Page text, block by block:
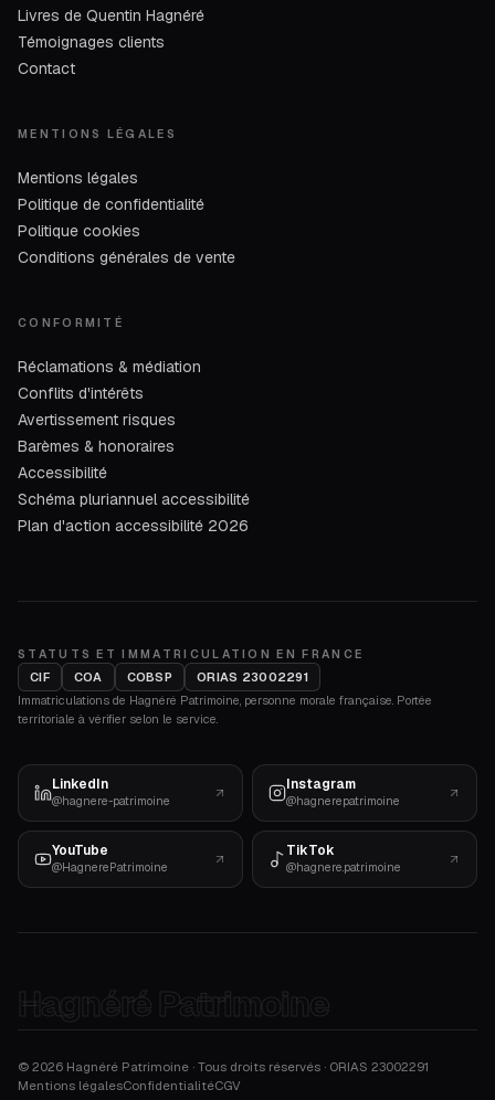
Livres de Quentin Hagnéré
Témoignages clients
Contact
MENTIONS LÉGALES
Mentions légales
Politique de confidentialité
Politique cookies
Conditions générales de vente
CONFORMITÉ
Réclamations & médiation
Conflits d'intérêts
Avertissement risques
Barèmes & honoraires
Accessibilité
Schéma pluriannuel accessibilité
Plan d'action accessibilité 2026
STATUTS ET IMMATRICULATION EN FRANCE
CIF
COA COBSP
ORIAS 23002291
Immatriculations de Hagnéré Patrimoine, personne morale française. Portée
territoriale à vérifier selon le service.
LinkedIn
@hagnere-patrimoine
Instagram
@hagnerepatrimoine
YouTube
@HagnerePatrimoine
TikTok
@hagnere.patrimoine
Hagnéré Patrimoine
© 2026 Hagnéré Patrimoine · Tous droits réservés · ORIAS 23002291
Mentions légalesConfidentialitéCGV